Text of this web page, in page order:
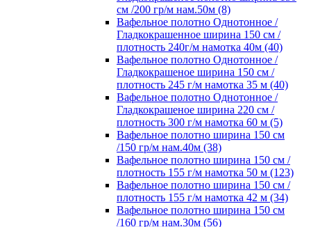
см /200 гр/м нам.50м (8)
Вафельное полотно Однотонное /
Гладкокрашенное ширина 150 см /
плотность 240г/м намотка 40м (40)
Вафельное полотно Однотонное /
Гладкокрашеное ширина 150 см /
плотность 245 г/м намотка 35 м (40)
Вафельное полотно Однотонное /
Гладкокрашеное ширина 220 см /
плотность 300 г/м намотка 60 м (5)
Вафельное полотно ширина 150 см
/150 гр/м нам.40м (38)
Вафельное полотно ширина 150 см /
плотность 155 г/м намотка 50 м (123)
Вафельное полотно ширина 150 см /
плотность 155 г/м намотка 42 м (34)
Вафельное полотно ширина 150 см
/160 гр/м нам.30м (56)